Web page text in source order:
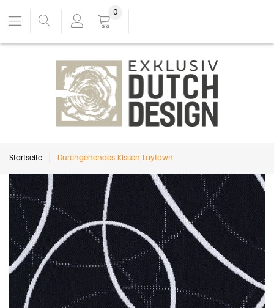
0
Startseite Durchgehendes Kissen Laytown